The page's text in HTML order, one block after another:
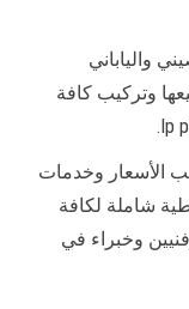
والياباني
وتركيب كافة
الأسعار وخدمات
وتغطية شاملة لكافة
وخبراء في